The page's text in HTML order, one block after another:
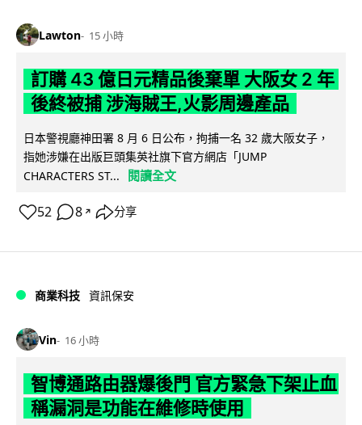
Lawton 15 小時
訂購 43 億日元精品後棄單 大阪女 2 年
後終被捕 涉海賊王,火影周邊產品
日本警視廳神田署 8 月 6 日公布，拘捕一名 32 歲大阪女子，
指她涉嫌在出版巨頭集英社旗下官方網店「JUMP
CHARACTERS ST...
閱讀全文
52 8 ↗ 分享
商業科技 資訊保安
Vin 16 小時
智博通路由器爆後門 官方緊急下架止血
稱漏洞是功能在維修時使用